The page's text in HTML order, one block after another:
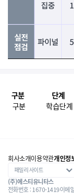
구분
구분
단계
학습단계
회사소개이용약관개인정
(주)에스티유니타스
전화번호 : 1670-1419이메